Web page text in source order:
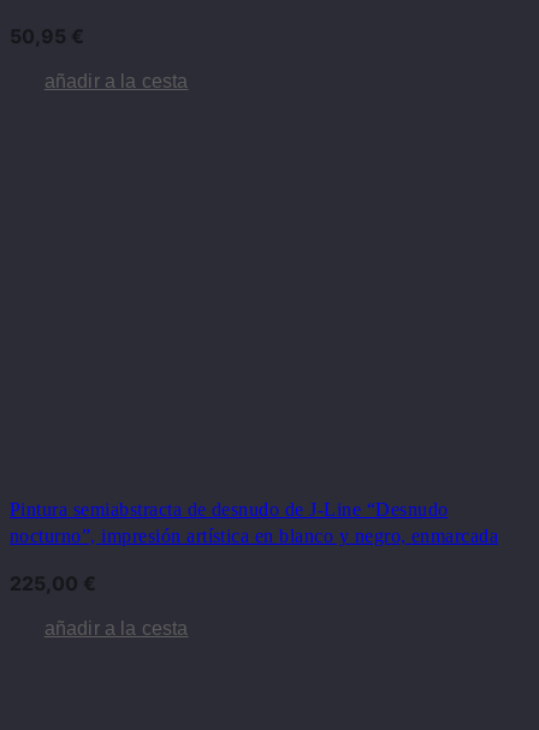
50,95 €
añadir a la cesta
Pintura semiabstracta de desnudo de J-Line “Desnudo
nocturno”, impresión artística en blanco y negro, enmarcada
225,00 €
añadir a la cesta